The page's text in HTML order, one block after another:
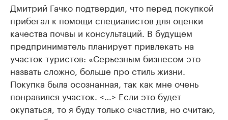
Дмитрий Гачко подтвердил, что перед покупкой
прибегал к помощи специалистов для оценки
качества почвы и консультаций. В будущем
предприниматель планирует привлекать на
участок туристов: «Серьезным бизнесом это
назвать сложно, больше про стиль жизни.
Покупка была осознанная, так как мне очень
понравился участок. <…> Если это будет
окупаться, то я буду только счастлив, но считаю,